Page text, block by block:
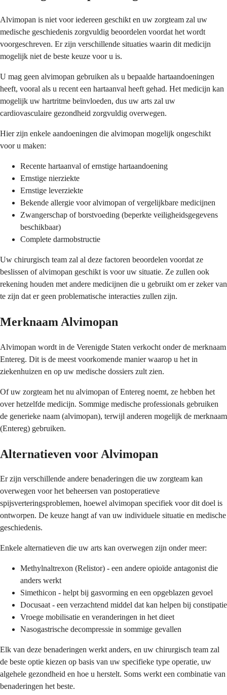
Alvimopan is niet voor iedereen geschikt en uw zorgteam zal uw
medische geschiedenis zorgvuldig beoordelen voordat het wordt
voorgeschreven. Er zijn verschillende situaties waarin dit medicijn
mogelijk niet de beste keuze voor u is.
U mag geen alvimopan gebruiken als u bepaalde hartaandoeningen
heeft, vooral als u recent een hartaanval heeft gehad. Het medicijn kan
mogelijk uw hartritme beïnvloeden, dus uw arts zal uw
cardiovasculaire gezondheid zorgvuldig overwegen.
Hier zijn enkele aandoeningen die alvimopan mogelijk ongeschikt
voor u maken:
Recente hartaanval of ernstige hartaandoening
Ernstige nierziekte
Ernstige leverziekte
Bekende allergie voor alvimopan of vergelijkbare medicijnen
Zwangerschap of borstvoeding (beperkte veiligheidsgegevens
beschikbaar)
Complete darmobstructie
Uw chirurgisch team zal al deze factoren beoordelen voordat ze
beslissen of alvimopan geschikt is voor uw situatie. Ze zullen ook
rekening houden met andere medicijnen die u gebruikt om er zeker van
te zijn dat er geen problematische interacties zullen zijn.
Merknaam Alvimopan
Alvimopan wordt in de Verenigde Staten verkocht onder de merknaam
Entereg. Dit is de meest voorkomende manier waarop u het in
ziekenhuizen en op uw medische dossiers zult zien.
Of uw zorgteam het nu alvimopan of Entereg noemt, ze hebben het
over hetzelfde medicijn. Sommige medische professionals gebruiken
de generieke naam (alvimopan), terwijl anderen mogelijk de merknaam
(Entereg) gebruiken.
Alternatieven voor Alvimopan
Er zijn verschillende andere benaderingen die uw zorgteam kan
overwegen voor het beheersen van postoperatieve
spijsverteringsproblemen, hoewel alvimopan specifiek voor dit doel is
ontworpen. De keuze hangt af van uw individuele situatie en medische
geschiedenis.
Enkele alternatieven die uw arts kan overwegen zijn onder meer:
Methylnaltrexon (Relistor) - een andere opioïde antagonist die
anders werkt
Simethicon - helpt bij gasvorming en een opgeblazen gevoel
Docusaat - een verzachtend middel dat kan helpen bij constipatie
Vroege mobilisatie en veranderingen in het dieet
Nasogastrische decompressie in sommige gevallen
Elk van deze benaderingen werkt anders, en uw chirurgisch team zal
de beste optie kiezen op basis van uw specifieke type operatie, uw
algehele gezondheid en hoe u herstelt. Soms werkt een combinatie van
benaderingen het beste.